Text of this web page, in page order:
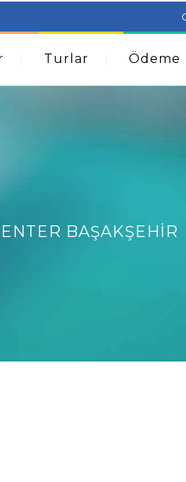
Dermatologist Can Help
Turlar Ödeme
BAŞAKŞEHIR